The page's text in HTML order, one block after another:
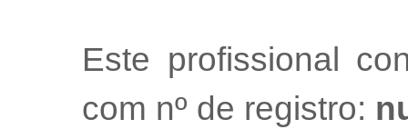
Este profissional
com nº de registro: